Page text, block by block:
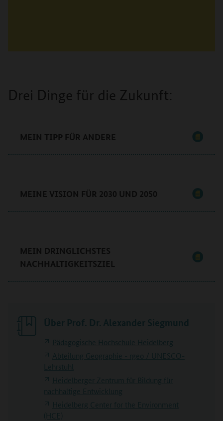
Drei Dinge für die Zukunft:
MEIN TIPP FÜR ANDERE
MEINE VISION FÜR 2030 UND 2050
MEIN DRINGLICHSTES
NACHHALTIGKEITSZIEL
Über Prof. Dr. Alexander Siegmund
Pädagogische Hochschule Heidelberg
Abteilung Geographie - rgeo / UNESCO-
Lehrstuhl
Heidelberger Zentrum für Bildung für
nachhaltige Entwicklung
Heidelberg Center for the Environment
(HCE)